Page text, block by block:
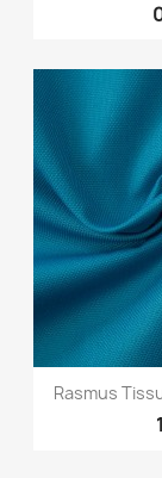

Rasmus